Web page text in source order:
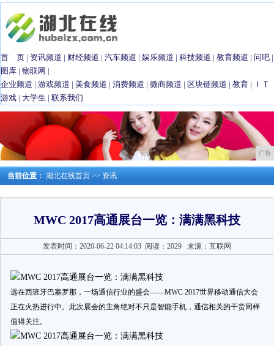
首 页 | 资讯频道 | 财经频道 | 汽车频道 | 娱乐频道 | 科技频道 | 教育频道 | 问吧 |
图库 | 物联网 |
企业频道 | 游戏频道 | 美食频道 | 消费频道 | 微商频道 | 区块链频道 | 教育 |
ＩＴ
游戏 | 大学生 | 联系我们
广告
当前位置： 湖北在线首页 >> 资讯
MWC 2017高通展台一览：满满黑科技
发表时间：2020-06-22 04:14:03 阅读：2029来源：互联网
远在西班牙巴塞罗那，一场通信行业的盛会——MWC 2017世界移动通信大会
正在火热进行中。此次展会的主角绝对不只是智能手机，通信相关的干货同样
值得关注。